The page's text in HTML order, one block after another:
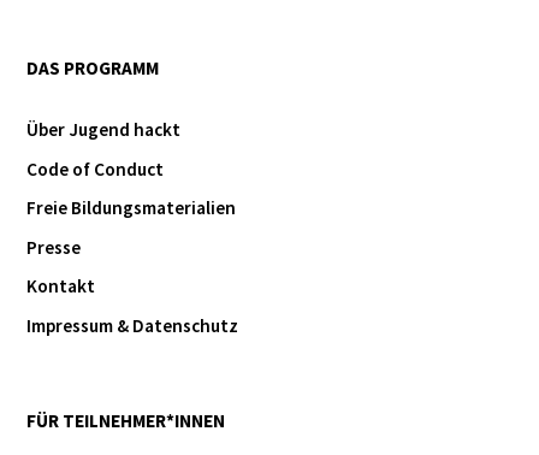
DAS PROGRAMM
Über Jugend hackt
Code of Conduct
Freie Bildungsmaterialien
Presse
Kontakt
Impressum & Datenschutz
FÜR TEILNEHMER*INNEN